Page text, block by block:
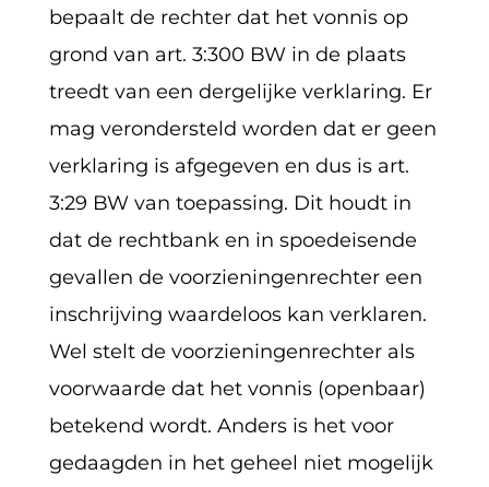
bepaalt de rechter dat het vonnis op
grond van art. 3:300 BW in de plaats
treedt van een dergelijke verklaring. Er
mag verondersteld worden dat er geen
verklaring is afgegeven en dus is art.
3:29 BW van toepassing. Dit houdt in
dat de rechtbank en in spoedeisende
gevallen de voorzieningenrechter een
inschrijving waardeloos kan verklaren.
Wel stelt de voorzieningenrechter als
voorwaarde dat het vonnis (openbaar)
betekend wordt. Anders is het voor
gedaagden in het geheel niet mogelijk